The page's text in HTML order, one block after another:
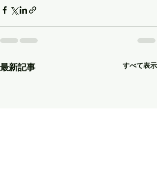
最新記事 すべて表示